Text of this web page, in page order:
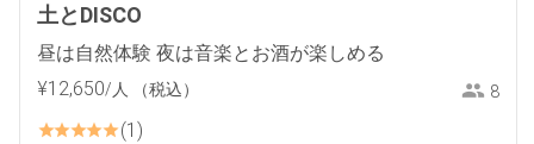
土とDISCO
昼は自然体験 夜は音楽とお酒が楽しめる
¥12,650/人 （税込） 8
1